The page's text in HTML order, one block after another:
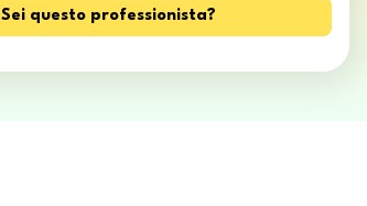
Sei questo professionista?